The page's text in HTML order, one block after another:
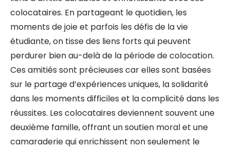
colocataires. En partageant le quotidien, les
moments de joie et parfois les défis de la vie
étudiante, on tisse des liens forts qui peuvent
perdurer bien au-delà de la période de colocation.
Ces amitiés sont précieuses car elles sont basées
sur le partage d’expériences uniques, la solidarité
dans les moments difficiles et la complicité dans les
réussites. Les colocataires deviennent souvent une
deuxième famille, offrant un soutien moral et une
camaraderie qui enrichissent non seulement le